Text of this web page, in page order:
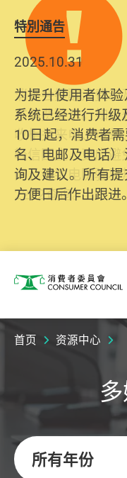
特別通告
2025.10.31
为提升使用者体
系统已经进行升
10日起，消费者
名、电邮及电话
询及建议。所有提
方便日后作出跟进。
消费者委员会
首页 资源中心
所有年份